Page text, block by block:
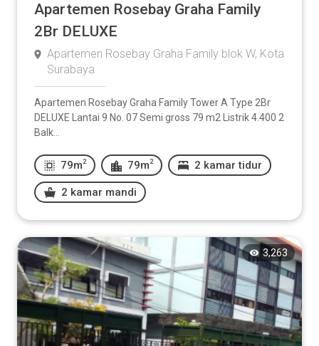
Apartemen Rosebay Graha Family
2Br DELUXE
Apartemen Rosebay Graha Family blok W, Kota
Surabaya
Apartemen Rosebay Graha Family Tower A Type 2Br
DELUXE Lantai 9 No. 07 Semi gross 79 m2 Listrik 4.400 2
Balk...
79m 2 79m 2 2 kamar tidur
2 kamar mandi
3,263